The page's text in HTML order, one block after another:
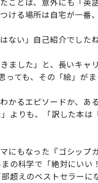
ける場所は自宅が一番
ない」自己紹介でした
ました」と、長いキ
ても、その「絵」がま
かるエピソードか、
よりも、「訳した本
にもなった『ゴシップ
の科学で「絶対にい
超えのベストセラーに